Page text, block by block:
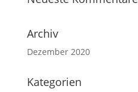
Archiv
Dezember 2020
Kategorien